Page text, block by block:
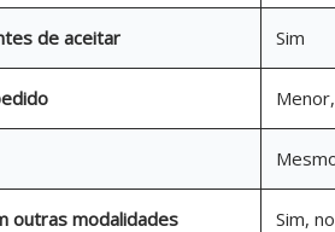
de aceitar Sim
outras modalidades Sim,